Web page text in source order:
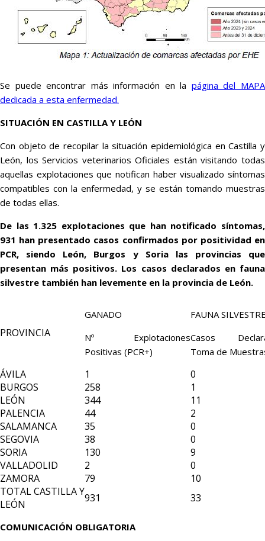
Se puede encontrar más información en la página del MAPA
dedicada a esta enfermedad.
SITUACIÓN EN CASTILLA Y LEÓN
Con objeto de recopilar la situación epidemiológica en Castilla y
León, los Servicios veterinarios Oficiales están visitando todas
aquellas explotaciones que notifican haber visualizado síntomas
compatibles con la enfermedad, y se están tomando muestras
de todas ellas.
De las 1.325 explotaciones que han notificado síntomas,
931 han presentado casos confirmados por positividad en
PCR, siendo León, Burgos y Soria las provincias que
presentan más positivos. Los casos declarados en fauna
silvestre también han levemente en la provincia de León.
PROVINCIA
GANADO
Nº Explotaciones
Positivas (PCR+)
FAUNA
Casos
Toma de
ÁVILA 1
0
BURGOS
258
1
LEÓN
344
11
PALENCIA
44
2
SALAMANCA
35
0
SEGOVIA
38
0
SORIA
130
9
VALLADOLID
2
0
ZAMORA
79
10
TOTAL CASTILLA Y
LEÓN
931 33
COMUNICACIÓN OBLIGATORIA